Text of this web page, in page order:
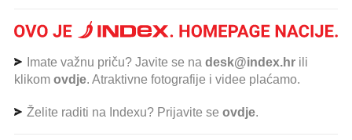
Imate važnu priču? Javite se na desk@index.hr ili
klikom ovdje. Atraktivne fotografije i videe plaćamo.
Želite raditi na Indexu? Prijavite se ovdje.